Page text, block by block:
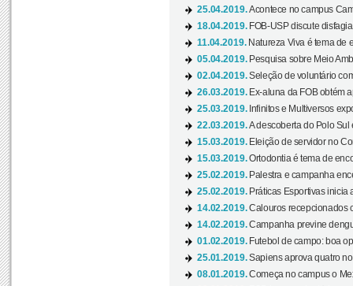
25.04.2019.Acontece no campus
18.04.2019. FOB-USP discute
11.04.2019. Natureza Viva é tema de
05.04.2019. Pesquisa sobre Meio
02.04.2019.Seleção de voluntário
26.03.2019. Ex-aluna da FOB obtém
25.03.2019. Infinitos e Multiversos
22.03.2019.A descoberta do Polo Sul
15.03.2019. Eleição de servidor no
15.03.2019.Ortodontia é tema de
25.02.2019. Palestra e campanha
25.02.2019. Práticas Esportivas inicia
14.02.2019.Calouros recepcionados
14.02.2019.Campanha previne
01.02.2019. Futebol de campo: boa
25.01.2019.Sapiens aprova quatro
08.01.2019.Começa no campus o